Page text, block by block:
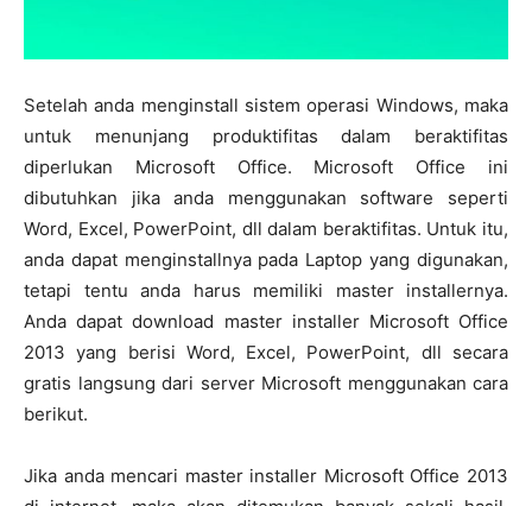
Setelah anda menginstall sistem operasi Windows, maka
untuk menunjang produktifitas dalam beraktifitas
diperlukan Microsoft Office. Microsoft Office ini
dibutuhkan jika anda menggunakan software seperti
Word, Excel, PowerPoint, dll dalam beraktifitas. Untuk itu,
anda dapat menginstallnya pada Laptop yang digunakan,
tetapi tentu anda harus memiliki master installernya.
Anda dapat download master installer Microsoft Office
2013 yang berisi Word, Excel, PowerPoint, dll secara
gratis langsung dari server Microsoft menggunakan cara
berikut.
Jika anda mencari master installer Microsoft Office 2013